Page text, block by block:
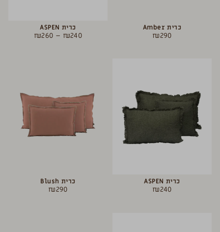
כרית Amber
₪290
כרית ASPEN
₪240
–
₪260
כרית ASPEN
₪240
כרית Blush
₪290